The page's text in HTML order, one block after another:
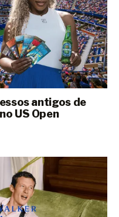
antigos de
US Open